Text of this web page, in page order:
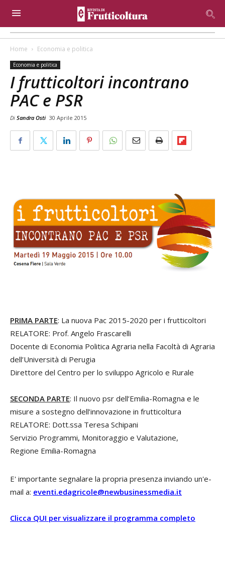
Home Economia e politica
Economia e politica
I frutticoltori incontrano
PAC e PSR
Di Sandra Osti 30 Aprile 2015
PRIMA PARTE: La nuova Pac 2015-2020 per i frutticoltori
RELATORE: Prof. Angelo Frascarelli
Docente di Economia Politica Agraria nella Facoltà di Agraria
dell’Università di Perugia
Direttore del Centro per lo sviluppo Agricolo e Rurale
SECONDA PARTE: Il nuovo psr dell’Emilia-Romagna e le
misure a sostegno dell’innovazione in frutticoltura
RELATORE: Dott.ssa Teresa Schipani
Servizio Programmi, Monitoraggio e Valutazione,
Regione Emilia-Romagna
E' importante segnalare la propria presenza inviando un'e-
mail a: eventi.edagricole@newbusinessmedia.it
Clicca QUI per visualizzare il programma completo